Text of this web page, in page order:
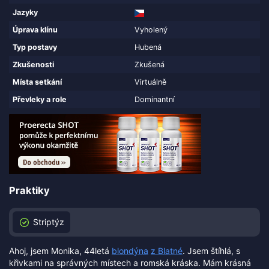
Jazyky
Úprava klínu
Vyholený
Typ postavy
Hubená
Zkušenosti
Zkušená
Místa setkání
Virtuálně
Převleky a role
Dominantní
Praktiky
Striptýz
Ahoj, jsem Monika, 44letá blondýna z Blatné. Jsem štíhlá, s
křivkami na správných místech a romská kráska. Mám krásná